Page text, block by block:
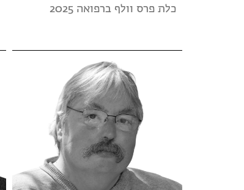
כלת פרס וולף ברפואה 2025